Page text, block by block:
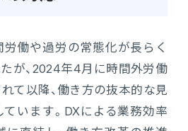
働や過労の常態化が長らく
が、2024年4月に時間外労働
て以降、働き方の抜本的な見
います。DXによる業務効率